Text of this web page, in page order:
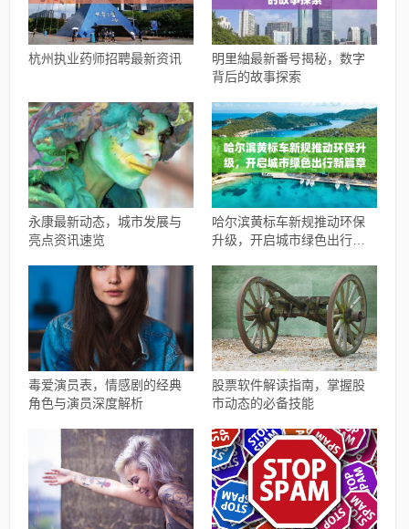
杭州执业药师招聘最新资讯
明里紬最新番号揭秘，数字
背后的故事探索
永康最新动态，城市发展与
亮点资讯速览
哈尔滨黄标车新规推动环保
升级，开启城市绿色出行新
毒爱演员表，情感剧的经典
角色与演员深度解析
股票软件解读指南，掌握股
市动态的必备技能